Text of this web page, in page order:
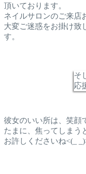
頂いております。
ネイルサロンのご来店
大変ご迷惑をお掛け致
す。
そ
応
彼女のいい所は、笑顔
たまに、焦ってしまう
お許しくださいね<(_